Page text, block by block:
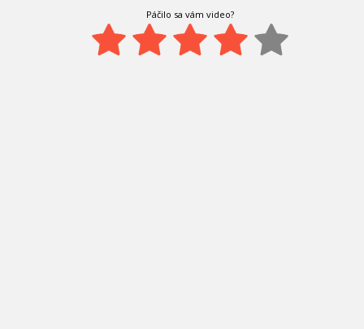
Páčilo sa vám video?